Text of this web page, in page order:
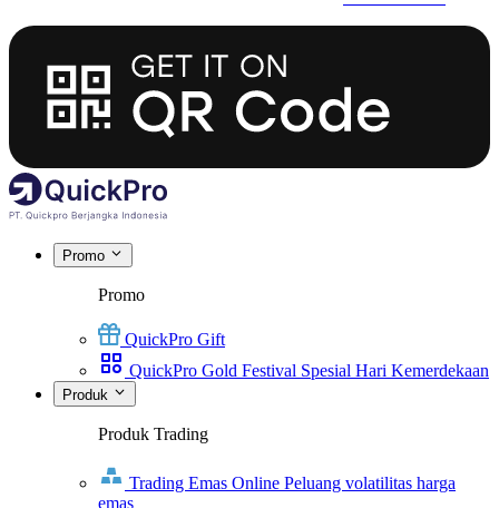
Promo
Promo
QuickPro Gift
QuickPro Gold Festival Spesial Hari Kemerdekaan
Produk
Produk Trading
Trading Emas Online Peluang volatilitas harga
emas